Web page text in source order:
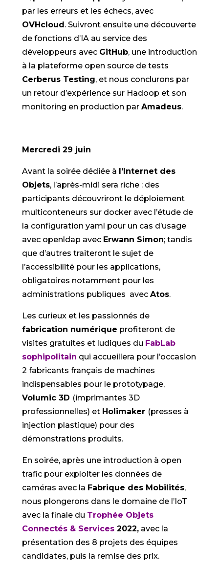
par les erreurs et les échecs, avec
OVHcloud. Suivront ensuite une découverte
de fonctions d’IA au service des
développeurs avec GitHub, une introduction
à la plateforme open source de tests
Cerberus Testing, et nous conclurons par
un retour d’expérience sur Hadoop et son
monitoring en production par Amadeus.
Mercredi 29 juin
Avant la soirée dédiée à l’Internet des
Objets, l’après-midi sera riche : des
participants découvriront le déploiement
multiconteneurs sur docker avec l’étude de
la configuration yaml pour un cas d’usage
avec openldap avec Erwann Simon; tandis
que d’autres traiteront le sujet de
l’accessibilité pour les applications,
obligatoires notamment pour les
administrations publiques avec Atos.
Les curieux et les passionnés de
fabrication numérique profiteront de
visites gratuites et ludiques du FabLab
sophipolitain qui accueillera pour l’occasion
2 fabricants français de machines
indispensables pour le prototypage,
Volumic 3D (imprimantes 3D
professionnelles) et Holimaker (presses à
injection plastique) pour des
démonstrations produits.
En soirée, après une introduction à open
trafic pour exploiter les données de
caméras avec la Fabrique des Mobilités,
nous plongerons dans le domaine de l’IoT
avec la finale du Trophée Objets
Connectés & Services2022,avec la
présentation des 8 projets des équipes
candidates, puis la remise des prix.